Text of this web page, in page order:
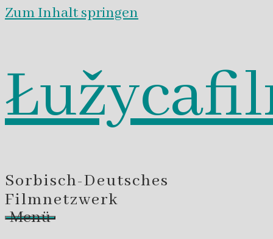
Zum Inhalt springen
Sorbisch-Deutsches
Filmnetzwerk
Menü